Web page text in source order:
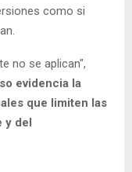
como si
no se aplican",
evidencia la
que limiten las
y del